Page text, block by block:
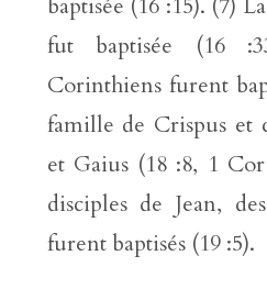
baptisée (16 :15). (7)
fut baptisée (16
Corinthiens furent
famille de Crispus et
et Gaius (18 :8, 1
disciples de Jean,
furent baptisés (19 :5).